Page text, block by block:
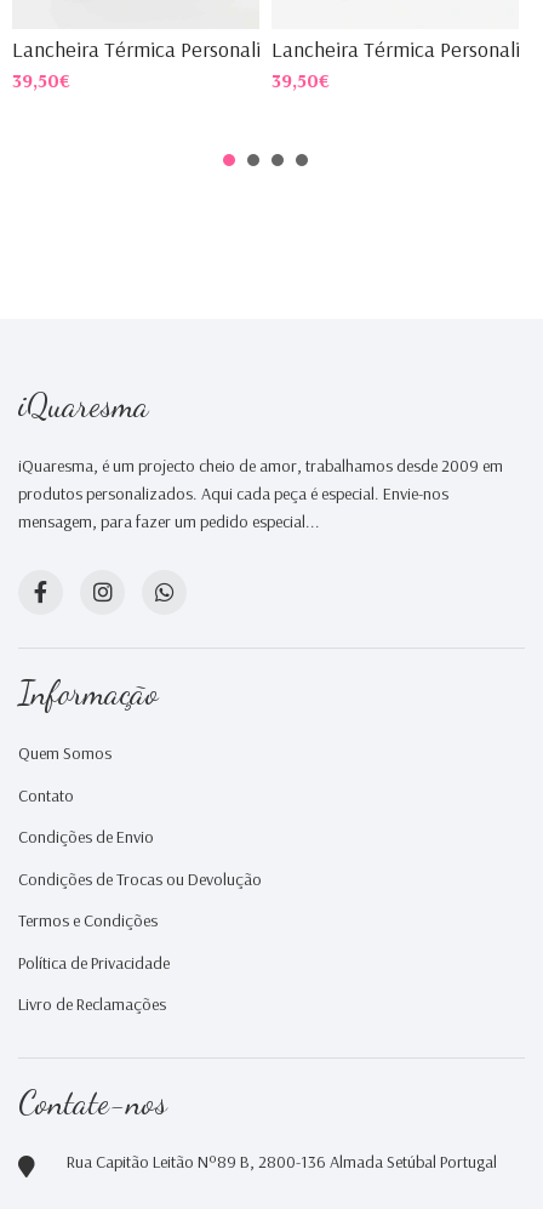
Lancheira Térmica Personali...
39,50€
Lancheira Térmica Personali...
39,50€
iQuaresma
iQuaresma, é um projecto cheio de amor, trabalhamos desde 2009 em
produtos personalizados. Aqui cada peça é especial. Envie-nos
mensagem, para fazer um pedido especial...
Informação
Quem Somos
Contato
Condições de Envio
Condições de Trocas ou Devolução
Termos e Condições
Política de Privacidade
Livro de Reclamações
Contate-nos
Rua Capitão Leitão Nº89 B, 2800-136 Almada Setúbal Portugal